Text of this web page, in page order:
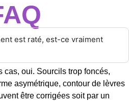
est raté, est-ce vraiment
cas, oui. Sourcils trop foncés,
asymétrique, contour de lèvres
être corrigées soit par un